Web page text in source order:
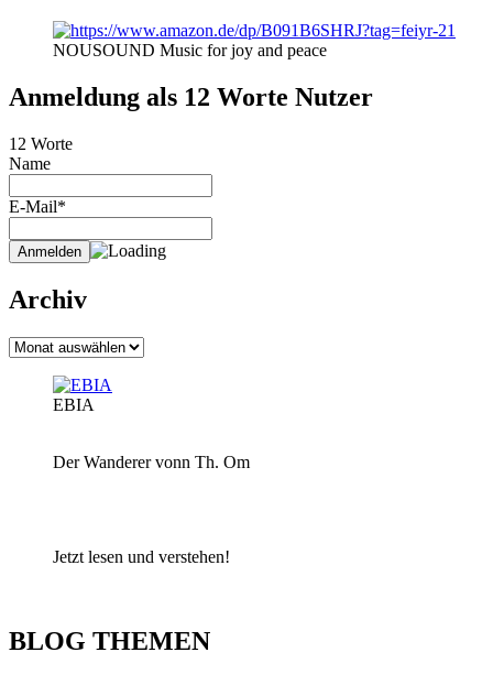
NOUSOUND Music for joy and peace
Anmeldung als 12 Worte Nutzer
12 Worte
Name
E-Mail*
Archiv
Archiv
EBIA
Der Wanderer vonn Th. Om
Jetzt lesen und verstehen!
BLOG THEMEN